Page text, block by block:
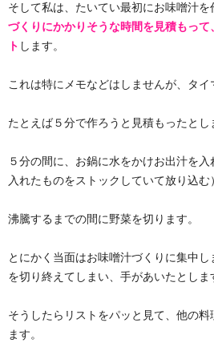
そして私は、たいてい最初にお味噌汁
づくりにかかりそうな時間を見積もっ
ト します。
これは特にメモなどはしませんが、タイ
たとえば５分で作ろうと見積もったとし
５分の間に、お鍋に水をかけお出汁を
入れたものをストックしていて放り込む
沸騰するまでの間に野菜を切ります。
とにかく当面はお味噌汁づくりに集中
を切り終えてしまい、手があいたとしま
そうしたらリストをパッと見て、他の
ます。